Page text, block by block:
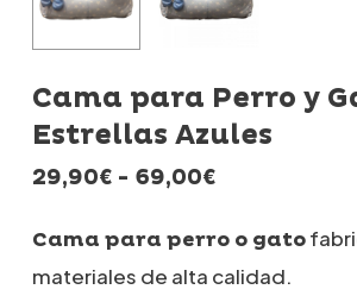
Cama para Perro y
Estrellas Azules
29,90€ - 69,00€Rango
precios:
desde
29,90€
Cama para perro o gato
materiales de alta calidad.